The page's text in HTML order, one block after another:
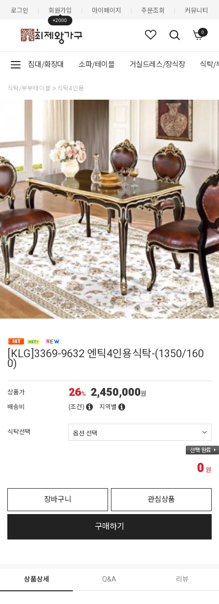
로그인 회원가입
+2000
마이페이지 주문조회 커뮤니티
0
침대/화장대 소파/테이블 거실드레스/장식장 식탁/
식탁/부부테이블 식탁4인용
[KLG]3369-9632 엔틱4인용식탁-(1350/160
0)
상품가 26% 2,450,000원
배송비
(조건) 지역별
식탁선택
0 원
장바구니 관심상품
구매하기
상품상세 Q&A 리뷰